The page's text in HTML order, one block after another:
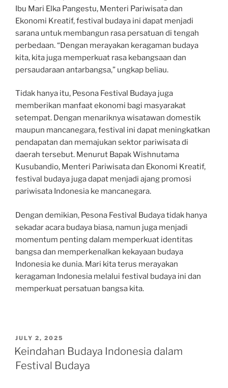
Ibu Mari Elka Pangestu, Menteri Pariwisata dan
Ekonomi Kreatif, festival budaya ini dapat menjadi
sarana untuk membangun rasa persatuan di tengah
perbedaan. “Dengan merayakan keragaman budaya
kita, kita juga memperkuat rasa kebangsaan dan
persaudaraan antarbangsa,” ungkap beliau.
Tidak hanya itu, Pesona Festival Budaya juga
memberikan manfaat ekonomi bagi masyarakat
setempat. Dengan menariknya wisatawan domestik
maupun mancanegara, festival ini dapat meningkatkan
pendapatan dan memajukan sektor pariwisata di
daerah tersebut. Menurut Bapak Wishnutama
Kusubandio, Menteri Pariwisata dan Ekonomi Kreatif,
festival budaya juga dapat menjadi ajang promosi
pariwisata Indonesia ke mancanegara.
Dengan demikian, Pesona Festival Budaya tidak hanya
sekadar acara budaya biasa, namun juga menjadi
momentum penting dalam memperkuat identitas
bangsa dan memperkenalkan kekayaan budaya
Indonesia ke dunia. Mari kita terus merayakan
keragaman Indonesia melalui festival budaya ini dan
memperkuat persatuan bangsa kita.
POSTED
ON
JULY 2, 2025
Keindahan Budaya Indonesia dalam
Festival Budaya